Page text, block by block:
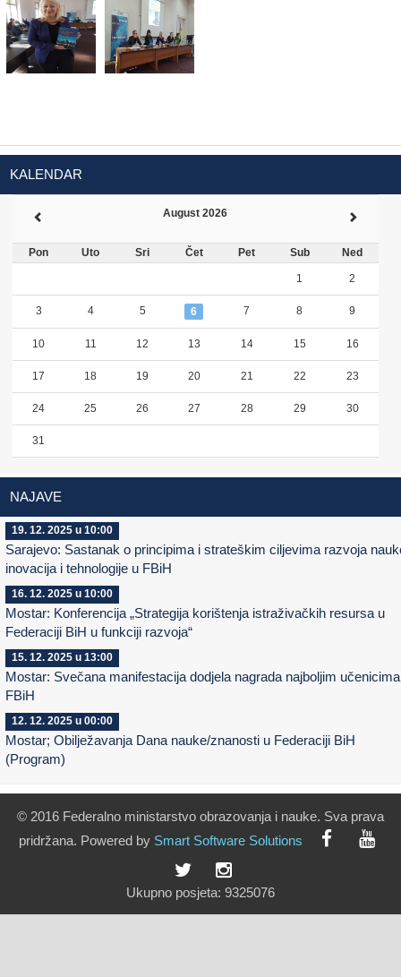
KALENDAR
August 2026
Pon Uto Sri Čet Pet Sub Ned
1 2
3 4 5 6 7 8 9
10 11 12 13 14 15 16
17 18 19 20 21 22 23
24 25 26 27 28 29 30
31
NAJAVE
19. 12. 2025 u 10:00
Sarajevo: Sastanak o principima i strateškim ciljevima razvoja
inovacija i tehnologije u FBiH
16. 12. 2025 u 10:00
Mostar: Konferencija „Strategija korištenja istraživačkih resursa u
Federaciji BiH u funkciji razvoja“
15. 12. 2025 u 13:00
Mostar: Svečana manifestacija dodjela nagrada najboljim
FBiH
12. 12. 2025 u 00:00
Mostar; Obilježavanja Dana nauke/znanosti u Federaciji BiH
(Program)
© 2016 Federalno ministarstvo obrazovanja i nauke. Sva prava
pridržana. Powered by Smart Software Solutions
Ukupno posjeta: 9325076